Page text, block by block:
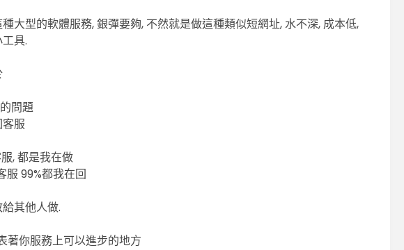
大型的軟體服務, 銀彈要夠, 不然就是做這種類似短網址, 水不深, 成本低,
具.
問題
服
, 都是我在做
服 99%都我在回
其他人做.
著你服務上可以進步的地方